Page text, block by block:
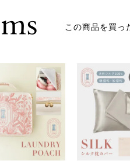
この商品を買っ